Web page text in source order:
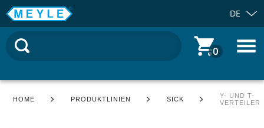
DE
0
HOME PRODUKTLINIEN SICK
Y- UND T-
VERTEILER